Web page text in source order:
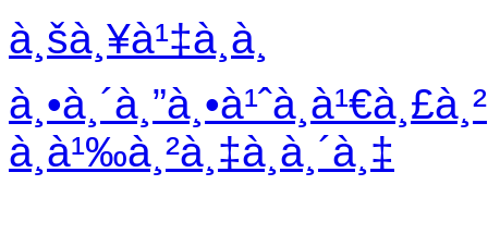
à¸šà¸¥à¹‡à¸­à¸
à¸•à¸´à¸”à¸•à¹ˆà¸­à¹€à¸£à¸²
à¸­à¹‰à¸²à¸‡à¸­à¸´à¸‡